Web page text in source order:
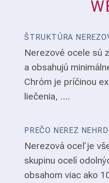
ŠTRUKTÚRA
Nerezové ocele sú
a obsahujú
Chróm je príčinou
liečenia, ....
PREČO NEREZ
Nerezová oceľ je
skupinu ocelí
obsahom viac ako